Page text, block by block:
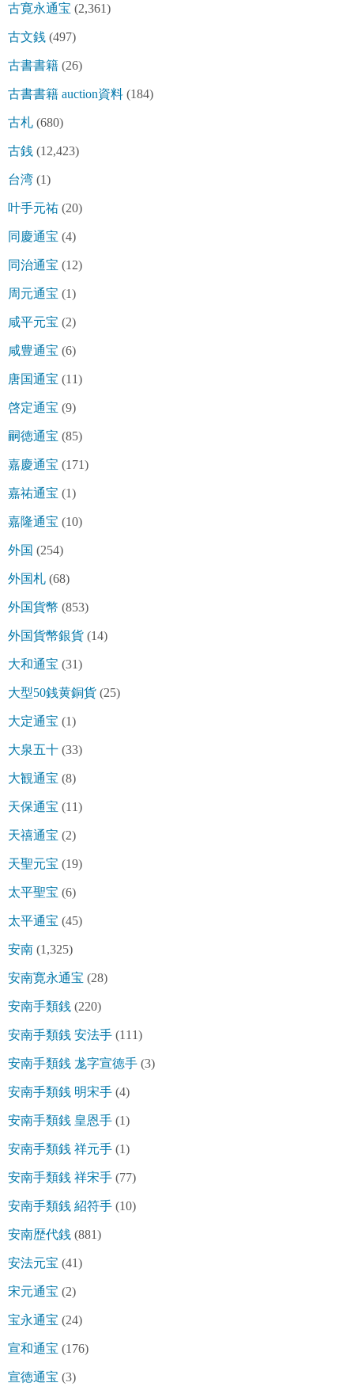
古寛永通宝 (2,361)
古文銭 (497)
古書書籍 (26)
古書書籍 auction資料 (184)
古札 (680)
古銭 (12,423)
台湾 (1)
叶手元祐 (20)
同慶通宝 (4)
同治通宝 (12)
周元通宝 (1)
咸平元宝 (2)
咸豊通宝 (6)
唐国通宝 (11)
啓定通宝 (9)
嗣徳通宝 (85)
嘉慶通宝 (171)
嘉祐通宝 (1)
嘉隆通宝 (10)
外国 (254)
外国札 (68)
外国貨幣 (853)
外国貨幣銀貨 (14)
大和通宝 (31)
大型50銭黄銅貨 (25)
大定通宝 (1)
大泉五十 (33)
大観通宝 (8)
天保通宝 (11)
天禧通宝 (2)
天聖元宝 (19)
太平聖宝 (6)
太平通宝 (45)
安南 (1,325)
安南寛永通宝 (28)
安南手類銭 (220)
安南手類銭 安法手 (111)
安南手類銭 尨字宣徳手 (3)
安南手類銭 明宋手 (4)
安南手類銭 皇恩手 (1)
安南手類銭 祥元手 (1)
安南手類銭 祥宋手 (77)
安南手類銭 紹符手 (10)
安南歴代銭 (881)
安法元宝 (41)
宋元通宝 (2)
宝永通宝 (24)
宣和通宝 (176)
宣徳通宝 (3)